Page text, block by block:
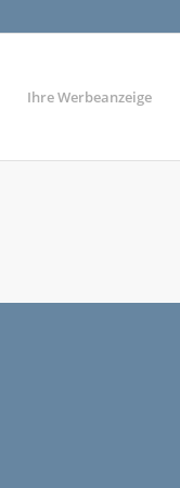
Ihre Werbeanzeige